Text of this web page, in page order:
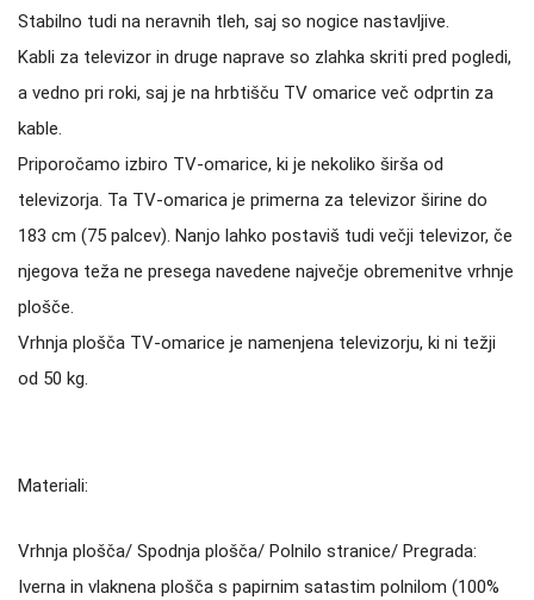
Stabilno tudi na neravnih tleh, saj so nogice nastavljive.
Kabli za televizor in druge naprave so zlahka skriti pred pogledi,
a vedno pri roki, saj je na hrbtišču TV omarice več odprtin za
kable.
Priporočamo izbiro TV-omarice, ki je nekoliko širša od
televizorja. Ta TV-omarica je primerna za televizor širine do
183 cm (75 palcev). Nanjo lahko postaviš tudi večji televizor, če
njegova teža ne presega navedene največje obremenitve vrhnje
plošče.
Vrhnja plošča TV-omarice je namenjena televizorju, ki ni težji
od 50 kg.
Materiali:
Vrhnja plošča/ Spodnja plošča/ Polnilo stranice/ Pregrada:
Iverna in vlaknena plošča s papirnim satastim polnilom (100%